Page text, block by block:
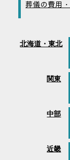
葬儀の費用
北海道・東北
関東
中部
近畿